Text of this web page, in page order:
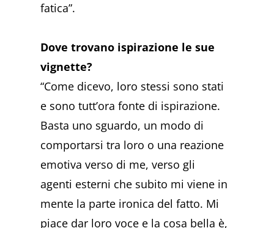
fatica”.
Dove trovano ispirazione le sue
vignette?
“Come dicevo, loro stessi sono stati
e sono tutt’ora fonte di ispirazione.
Basta uno sguardo, un modo di
comportarsi tra loro o una reazione
emotiva verso di me, verso gli
agenti esterni che subito mi viene in
mente la parte ironica del fatto. Mi
piace dar loro voce e la cosa bella è,